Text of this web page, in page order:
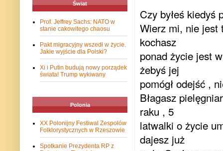
Czy byłeś kiedyś
Wierz mi, nie jest
kochasz
ponad życie jest
żebyś jej
pomógł odejść ,
Błagasz
raku , 5
latwalki o życie
dajesz już
Świat
Prof. Jeffrey Sachs: NATO w
stanie cakowitego chaosu
Pakt migracyjny wszedł w życie.
Jakie wyjście dla Polski?
Xi i Putin budują nowy porządek
świata! Trump wykiwany
Polonia
XX Polonijny Festiwal Zespołów
Folklorystycznych w Rzeszowie
Spotkanie Prezydenta RP z